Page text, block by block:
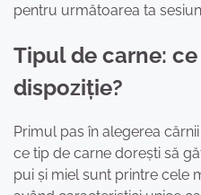
pentru următoarea ta
Tipul de carne:
dispoziție?
Primul pas în alegerea
ce tip de carne dorești să
pui și miel sunt printre cele